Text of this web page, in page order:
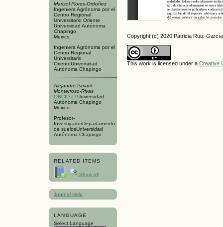
Marisol Flores-Ordoñez
Ingeniera Agrónoma por el
Centro Regional
Universitario Oriente
Universidad Autónoma
Chapingo
Mexico
Ingeniera Agrónoma por el
Centro Regional
Universitario
OrienteUniversidad
Autónoma Chapingo
Alejandro Ismael
Monterroso-Rivas
ORCID iD Universidad
Autónoma Chapingo
Mexico
Profesor-
InvestigadorDepartamento
de suelosUniversidad
Autónoma Chapingo
RELATED ITEMS
Show all
Journal Help
LANGUAGE
Select Language
Copyright (c) 2020 Patricia Ruiz-García
This work is licensed under a Creative